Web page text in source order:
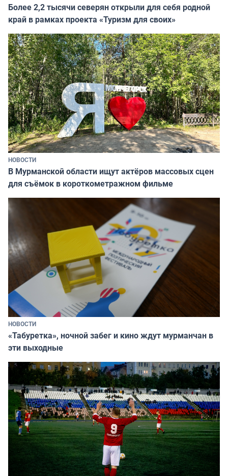
Более 2,2 тысячи северян открыли для себя родной
край в рамках проекта «Туризм для своих»
НОВОСТИ
В Мурманской области ищут актёров массовых сцен
для съёмок в короткометражном фильме
НОВОСТИ
«Табуретка», ночной забег и кино ждут мурманчан в
эти выходные